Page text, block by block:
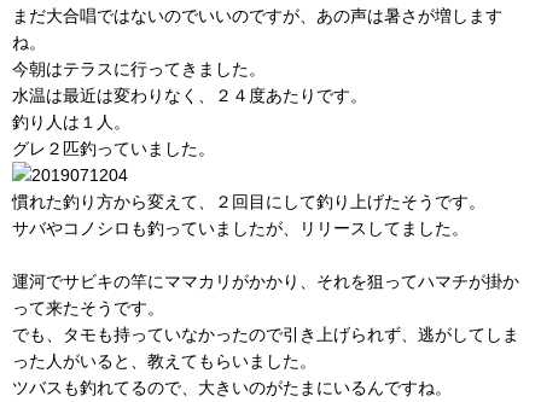
まだ大合唱ではないのでいいのですが、あの声は暑さが増します
ね。
今朝はテラスに行ってきました。
水温は最近は変わりなく、２４度あたりです。
釣り人は１人。
グレ２匹釣っていました。
慣れた釣り方から変えて、２回目にして釣り上げたそうです。
サバやコノシロも釣っていましたが、リリースしてました。
運河でサビキの竿にママカリがかかり、それを狙ってハマチが掛か
って来たそうです。
でも、タモも持っていなかったので引き上げられず、逃がしてしま
った人がいると、教えてもらいました。
ツバスも釣れてるので、大きいのがたまにいるんですね。